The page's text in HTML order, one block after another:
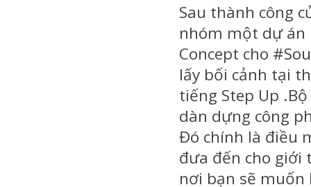
Sau thành công
nhóm một dự
Concept cho #
lấy bối cảnh tại
tiếng Step Up
dàn dựng công
Đó chính là điều
đưa đến cho giới
nơi bạn sẽ muốn